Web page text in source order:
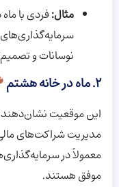
مثال:فردی با
نوسانات و
۲. ماه در خانه هشتم
این موقعیت نشان‌دهنده
مدیریت شراکت‌های
معمولاً در
موفق هستند.